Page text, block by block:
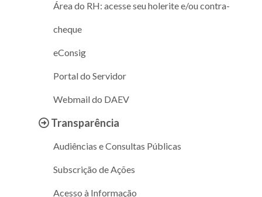
Área do RH: acesse seu holerite e/ou contra-
cheque
eConsig
Portal do Servidor
Webmail do DAEV
Transparência
Audiências e Consultas Públicas
Subscrição de Ações
Acesso à Informação